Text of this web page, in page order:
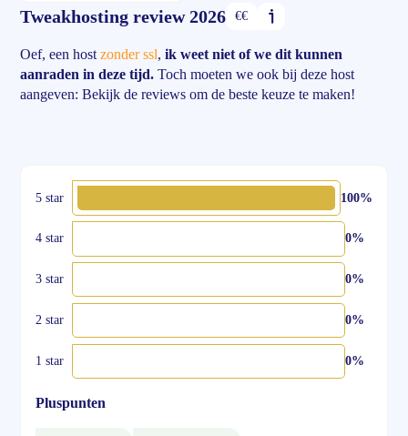
Tweakhosting review 2026 €€
Oef, een hostzonder ssl, ik weet niet of we dit kunnen
aanraden in deze tijd.Toch moeten we ook bij deze host
aangeven: Bekijk de reviews om de beste keuze te maken!
5 star 100%
4 star 0%
3 star 0%
2 star 0%
1 star 0%
Pluspunten